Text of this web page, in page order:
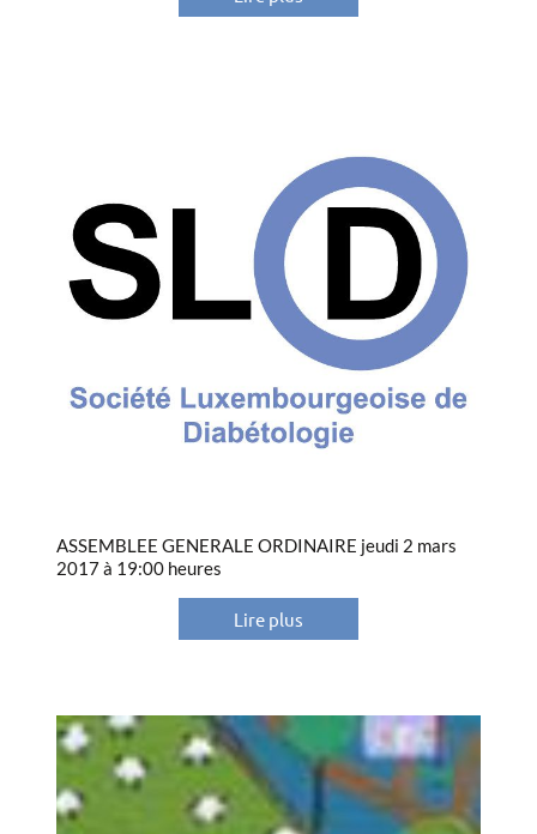
ASSEMBLEE GENERALE ORDINAIRE jeudi 2 mars
2017 à 19:00 heures
Lire plus